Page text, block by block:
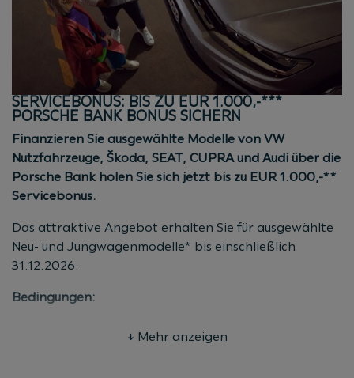
Gültig für alle Kunden mit Kaskostufe bis 09
Nicht gültig für Flottenkunden, Behörden und ARAC
Aktionszeitraum: bis 31.12.2026
(Kaufvertrags-/Antragsdatum)
* Aktion gültig bis 31.12.2026
(Kaufvertrags-/Antragsdatum). Die Aktion gilt für
Neu-, Jung- und Gebrauchtwagen aller Marken (auch
Fremdmarken) bei Finanzierung über die Porsche
Bank. Das Angebot gilt für Privatkunden,
Unternehmer sowie Mitarbeiter mit einer aktuellen
Kaskostufe bis 09. Nicht für Flottenkunden, Behörden
und ARAC. Stand
08/2026.
SERVICEBONUS: BIS ZU EUR 1.000,-***
PORSCHE BANK BONUS SICHERN
Finanzieren Sie ausgewählte Modelle von VW
Nutzfahrzeuge, Škoda, SEAT, CUPRA und Audi über die
Porsche Bank holen Sie sich jetzt bis zu EUR 1.000,-**
Servicebonus.
Das attraktive Angebot erhalten Sie für ausgewählte
Neu- und Jungwagenmodelle* bis einschließlich
31.12.2026.
Bedingungen:
EUR 500,-* für ausgewählte Neuwagenmodelle von
Audi (ausgenommen RS-Modelle)
↓ Mehr anzeigen